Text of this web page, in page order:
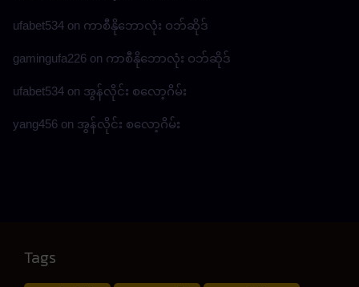
ufabet534 on ကာစီနိုဘောလုံး ဝဘ်ဆိုဒ်
gamingufa226 on ကာစီနိုဘောလုံး ဝဘ်ဆိုဒ်
ufabet534 on အွန်လိုင်း စလော့ဂိမ်း
yang456 on အွန်လိုင်း စလော့ဂိမ်း
Tags